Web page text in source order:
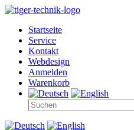
Startseite
Service
Kontakt
Webdesign
Anmelden
Warenkorb